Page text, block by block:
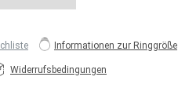
Informationen zur Ringgröße
Widerrufsbedingungen